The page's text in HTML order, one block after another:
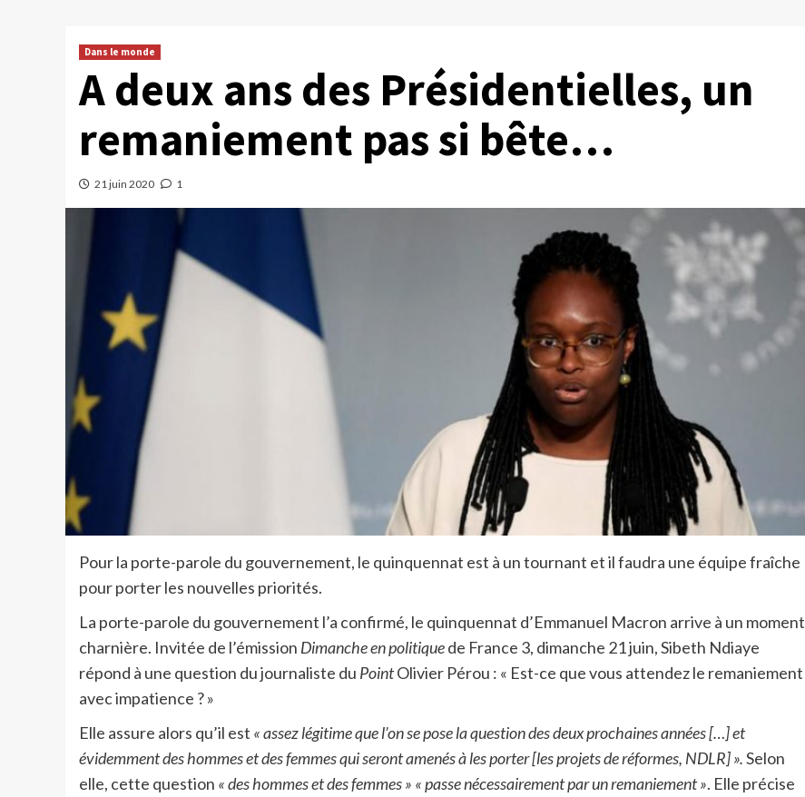
Dans le monde
A deux ans des Présidentielles, un
remaniement pas si bête…
21 juin 2020 1
Pour la porte-parole du gouvernement, le quinquennat est à un tournant et il faudra une équipe fraîche
pour porter les nouvelles priorités.
La porte-parole du gouvernement l’a confirmé, le quinquennat d’Emmanuel Macron arrive à un moment
charnière. Invitée de l’émission Dimanche en politiquede France 3, dimanche 21 juin, Sibeth Ndiaye
répond à une question du journaliste du PointOlivier Pérou : « Est-ce que vous attendez le remaniement
avec impatience ? »
Elle assure alors qu’il est « assez légitime que l’on se pose la question des deux prochaines années […] et
évidemment des hommes et des femmes qui seront amenés à les porter [les projets de réformes, NDLR] ».Selon
elle, cette question « des hommes et des femmes » « passe nécessairement par un remaniement ». Elle précise